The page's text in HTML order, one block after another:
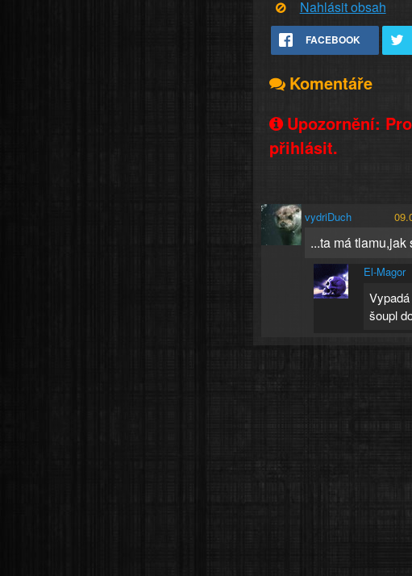
Nahlásit obsah
FACEBOOK
Komentáře
Upozornění:
přihlásit.
vydriDuch
...ta má
El-Magor
šoupl